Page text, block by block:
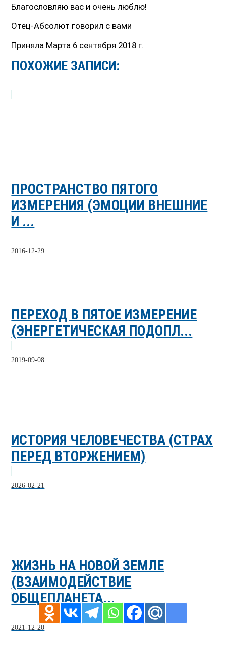
Благословляю вас и очень люблю!
Отец-Абсолют говорил с вами
Приняла Марта 6 сентября 2018 г.
ПОХОЖИЕ ЗАПИСИ:
ПРОСТРАНСТВО ПЯТОГО
ИЗМЕРЕНИЯ (ЭМОЦИИ ВНЕШНИЕ
И ...
2016-12-29
ПЕРЕХОД В ПЯТОЕ ИЗМЕРЕНИЕ
(ЭНЕРГЕТИЧЕСКАЯ ПОДОПЛ...
2019-09-08
ИСТОРИЯ ЧЕЛОВЕЧЕСТВА (СТРАХ
ПЕРЕД ВТОРЖЕНИЕМ)
2026-02-21
ЖИЗНЬ НА НОВОЙ ЗЕМЛЕ
(ВЗАИМОДЕЙСТВИЕ
ОБЩЕПЛАНЕТА...
2021-12-20